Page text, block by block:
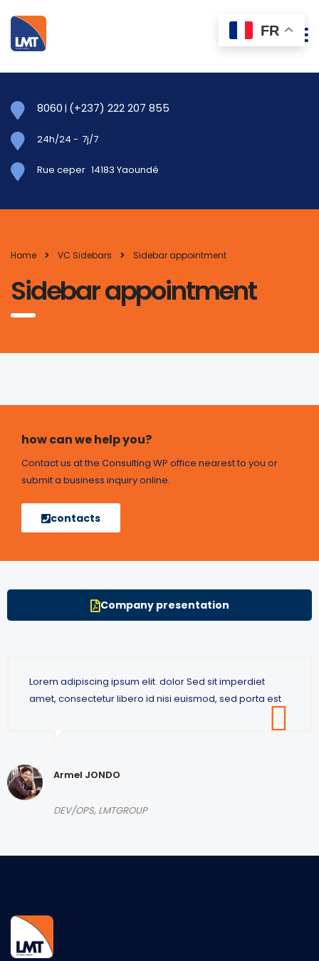
8060 | (+237) 222 207 855
24h/24 - 7j/7
Rue ceper 14183 Yaoundé
Home VC Sidebars Sidebar appointment
Sidebar appointment
how can we help you?
Contact us at the Consulting WP office nearest to you or
submit a business inquiry online.
contacts
Company presentation
Lorem adipiscing ipsum elit. dolor Sed sit imperdiet
amet, consectetur libero id nisi euismod, sed porta est
Armel JONDO
DEV/OPS, LMTGROUP
FR